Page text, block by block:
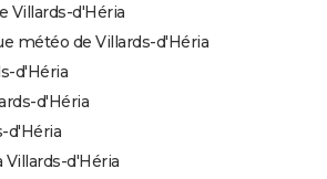
Villards-d'Héria
météo de Villards-d'Héria
d'Héria
d'Héria
d'Héria
Villards-d'Héria